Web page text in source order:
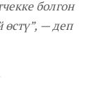
болгон
, — деп